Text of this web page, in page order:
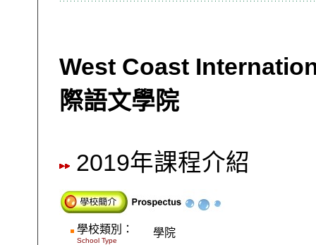
West Coast
際語文學院
2019年課程介紹
學校類別：
School Type
學院